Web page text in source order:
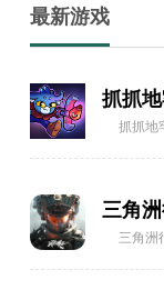
最新游戏